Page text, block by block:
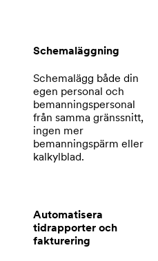
Schemaläggning
Schemalägg både din
egen personal och
bemanningspersonal
från samma gränssnitt,
ingen mer
bemanningspärm eller
kalkylblad.
Automatisera
tidrapporter och
fakturering